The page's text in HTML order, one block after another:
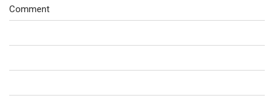
Comment